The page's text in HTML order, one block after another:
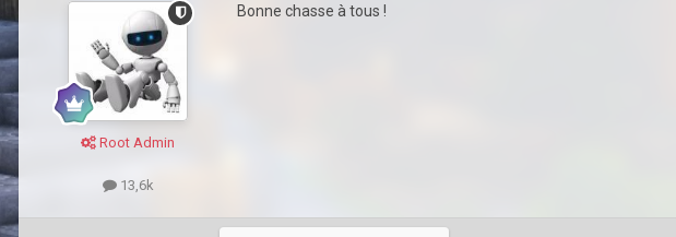
Root Admin
13,6k
Bonne chasse à tous !